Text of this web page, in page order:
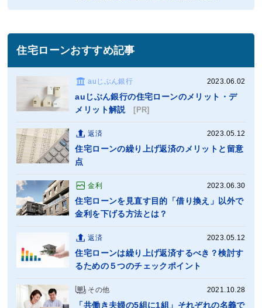
住宅ローンおすすめ記事
auじぶん銀行 2023.06.02
auじぶん銀行の住宅ローンのメリット・デ
メリット解説 [PR]
返済 2023.05.12
住宅ローンの繰り上げ返済のメリットと留意
点
金利 2023.06.30
住宅ローンを見直す目的「借り換え」以外で
金利を下げる方法とは？
返済 2023.05.12
住宅ローンは繰り上げ返済するべき？検討す
るための５つのチェックポイント
その他 2021.10.28
「共働き夫婦の5組に1組」それぞれの名義で